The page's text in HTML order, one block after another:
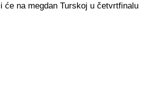
će na megdan Turskoj u četvrtfinalu